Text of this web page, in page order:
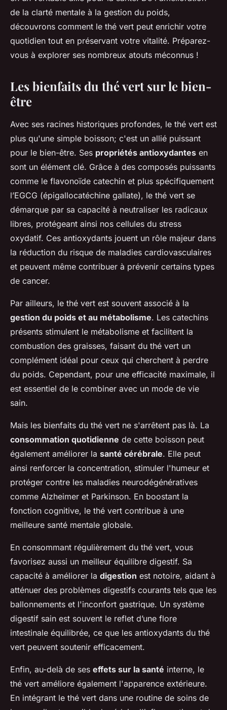
de la clarté mentale à la gestion du poids,
découvrons comment le thé vert peut enrichir votre
quotidien tout en préservant votre vitalité. Préparez-
vous à explorer ses nombreux atouts méconnus !
Les bienfaits du thé vert sur le bien-
être
Avec ses racines historiques profondes, le thé vert est
plus qu'une simple boisson; c'est un allié puissant
pour le bien-être. Ses propriétés antioxydantes en
sont un élément clé. Grâce à des composés puissants
comme le flavonoïde catechin et plus spécifiquement
l’EGCG (épigallocatéchine gallate), le thé vert se
démarque par sa capacité à neutraliser les radicaux
libres, protégeant ainsi nos cellules du stress
oxydatif. Ces antioxydants jouent un rôle majeur dans
la réduction du risque de maladies cardiovasculaires
et peuvent même contribuer à prévenir certains types
de cancer.
Par ailleurs, le thé vert est souvent associé à la
gestion du poids et au métabolisme. Les catechins
présents stimulent le métabolisme et facilitent la
combustion des graisses, faisant du thé vert un
complément idéal pour ceux qui cherchent à perdre
du poids. Cependant, pour une efficacité maximale, il
est essentiel de le combiner avec un mode de vie
sain.
Mais les bienfaits du thé vert ne s'arrêtent pas là. La
consommation quotidienne de cette boisson peut
également améliorer la santé cérébrale. Elle peut
ainsi renforcer la concentration, stimuler l'humeur et
protéger contre les maladies neurodégénératives
comme Alzheimer et Parkinson. En boostant la
fonction cognitive, le thé vert contribue à une
meilleure santé mentale globale.
En consommant régulièrement du thé vert, vous
favorisez aussi un meilleur équilibre digestif. Sa
capacité à améliorer la digestion est notoire, aidant à
atténuer des problèmes digestifs courants tels que les
ballonnements et l'inconfort gastrique. Un système
digestif sain est souvent le reflet d’une flore
intestinale équilibrée, ce que les antioxydants du thé
vert peuvent soutenir efficacement.
Enfin, au-delà de ses effets sur la santé interne, le
thé vert améliore également l'apparence extérieure.
En intégrant le thé vert dans une routine de soins de